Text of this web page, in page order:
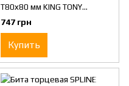
Т80х80 мм KING TONY
(602380)
747 грн
Купить